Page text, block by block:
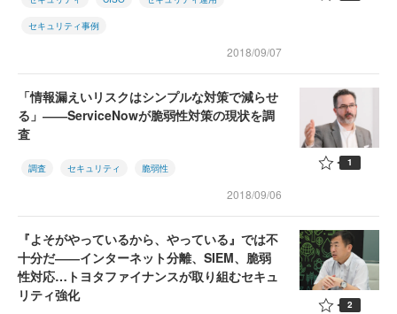
セキュリティ事例
2018/09/07
「情報漏えいリスクはシンプルな対策で減らせ
る」――ServiceNowが脆弱性対策の現状を調
査
調査 セキュリティ 脆弱性
2018/09/06
1
『よそがやっているから、やっている』では不
十分だ――インターネット分離、SIEM、脆弱
性対応…トヨタファイナンスが取り組むセキュ
リティ強化
2